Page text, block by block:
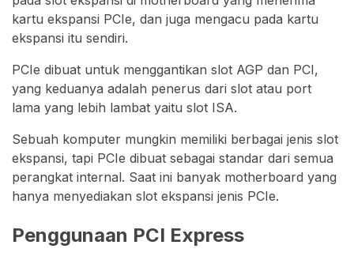
kartu ekspansi PCIe, dan juga mengacu pada kartu
ekspansi itu sendiri.
PCIe dibuat untuk menggantikan slot AGP dan PCI,
yang keduanya adalah penerus dari slot atau port
lama yang lebih lambat yaitu slot ISA.
Sebuah komputer mungkin memiliki berbagai jenis slot
ekspansi, tapi PCIe dibuat sebagai standar dari semua
perangkat internal. Saat ini banyak motherboard yang
hanya menyediakan slot ekspansi jenis PCIe.
Penggunaan PCI Express